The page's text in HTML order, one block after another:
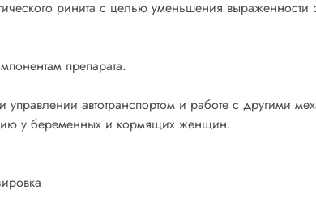
ринита с целью уменьшения
препарата.
управлении автотранспортом и работе с другими
у беременных и кормящих женщин.